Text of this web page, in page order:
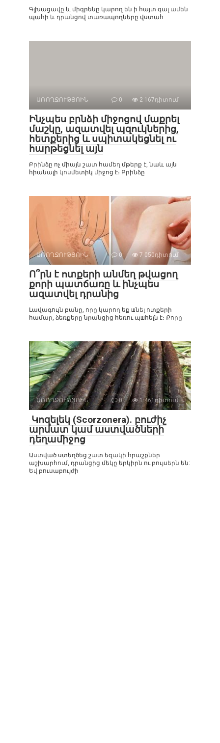
Գլխացավը և միգրենը կարող են ի հայտ գալ ամեն
պահի և դրանցով տառապողները վստահ
ԱՌՈՂՋՈՒԹՅՈԻՆ 0 2 167դիտում
Ինչպես բրնձի միջոցով մաքրել
մաշկը, ազատվել պզուկներից,
հետքերից և սպիտակեցնել ու
հարթեցնել այն
Բրինձը ոչ միայն շատ համեղ մթերք է, նաև այն
հիանալի կոսմետիկ միջոց է։ Բրինձը
ԱՌՈՂՋՈՒԹՅՈԻՆ 0 7 050դիտում
Ո՞րն է ոտքերի անմեղ թվացող
քորի պատճառը և ինչպես
ազատվել դրանից
Լավագույն բանը, որը կարող եք шնել ոտքերի
համար, ձեռքերը նրանցից հեռու պшհելն է։ Քորը
ԱՌՈՂՋՈՒԹՅՈԻՆ 0 1 461դիտում
Կոզելեկ (Scorzonera). բուժիչ
արմատ կամ աստվածների
դեղամիջոց
Աստված ստեղծեց շատ եզակի հրաշքներ
աշխարհում, դրանցից մեկը երկիրն ու բույսերն են:
Եվ բուսաբույժի